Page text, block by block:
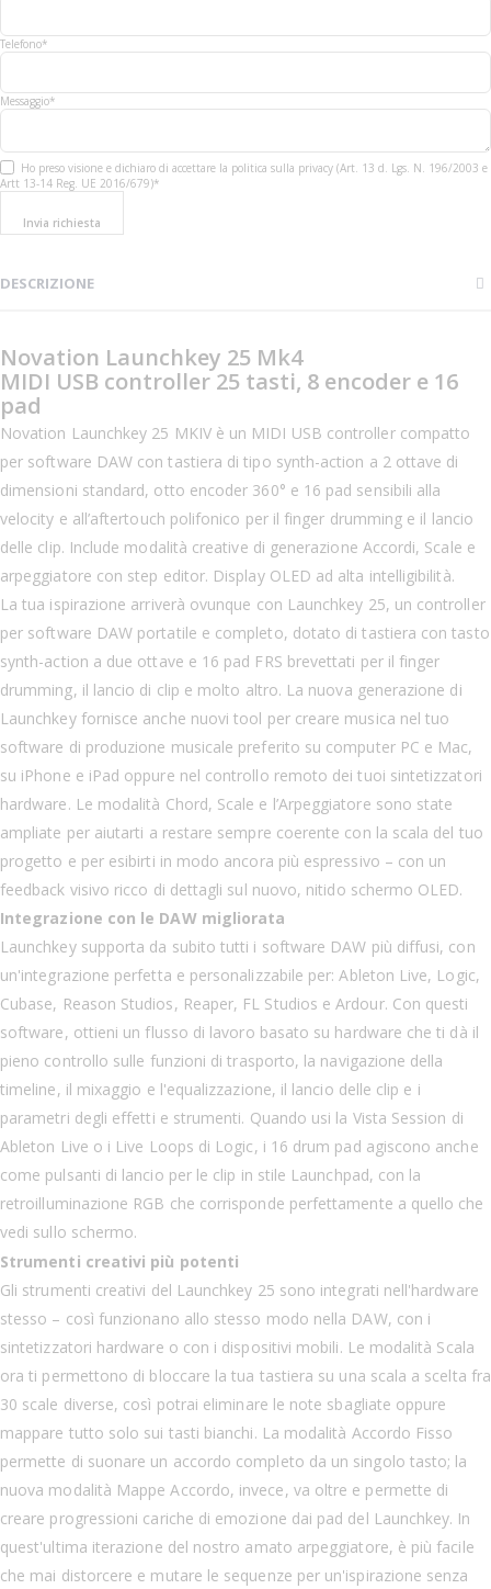
Telefono*
Messaggio*
Ho preso visione e dichiaro di accettare la politica sulla privacy (Art. 13 d. Lgs. N. 196/2003 e
Artt 13-14 Reg. UE 2016/679)*
Invia richiesta
DESCRIZIONE
Novation Launchkey 25 Mk4
MIDI USB controller 25 tasti, 8 encoder e 16
pad
Novation Launchkey 25 MKIV è un MIDI USB controller compatto
per software DAW con tastiera di tipo synth-action a 2 ottave di
dimensioni standard, otto encoder 360° e 16 pad sensibili alla
velocity e all’aftertouch polifonico per il finger drumming e il lancio
delle clip. Include modalità creative di generazione Accordi, Scale e
arpeggiatore con step editor. Display OLED ad alta intelligibilità.
La tua ispirazione arriverà ovunque con Launchkey 25, un controller
per software DAW portatile e completo, dotato di tastiera con tasto
synth-action a due ottave e 16 pad FRS brevettati per il finger
drumming, il lancio di clip e molto altro. La nuova generazione di
Launchkey fornisce anche nuovi tool per creare musica nel tuo
software di produzione musicale preferito su computer PC e Mac,
su iPhone e iPad oppure nel controllo remoto dei tuoi sintetizzatori
hardware. Le modalità Chord, Scale e l’Arpeggiatore sono state
ampliate per aiutarti a restare sempre coerente con la scala del tuo
progetto e per esibirti in modo ancora più espressivo – con un
feedback visivo ricco di dettagli sul nuovo, nitido schermo OLED.
Integrazione con le DAW migliorata
Launchkey supporta da subito tutti i software DAW più diffusi, con
un'integrazione perfetta e personalizzabile per: Ableton Live, Logic,
Cubase, Reason Studios, Reaper, FL Studios e Ardour. Con questi
software, ottieni un flusso di lavoro basato su hardware che ti dà il
pieno controllo sulle funzioni di trasporto, la navigazione della
timeline, il mixaggio e l'equalizzazione, il lancio delle clip e i
parametri degli effetti e strumenti. Quando usi la Vista Session di
Ableton Live o i Live Loops di Logic, i 16 drum pad agiscono anche
come pulsanti di lancio per le clip in stile Launchpad, con la
retroilluminazione RGB che corrisponde perfettamente a quello che
vedi sullo schermo.
Strumenti creativi più potenti
Gli strumenti creativi del Launchkey 25 sono integrati nell'hardware
stesso – così funzionano allo stesso modo nella DAW, con i
sintetizzatori hardware o con i dispositivi mobili. Le modalità Scala
ora ti permettono di bloccare la tua tastiera su una scala a scelta fra
30 scale diverse, così potrai eliminare le note sbagliate oppure
mappare tutto solo sui tasti bianchi. La modalità Accordo Fisso
permette di suonare un accordo completo da un singolo tasto; la
nuova modalità Mappe Accordo, invece, va oltre e permette di
creare progressioni cariche di emozione dai pad del Launchkey. In
quest'ultima iterazione del nostro amato arpeggiatore, è più facile
che mai distorcere e mutare le sequenze per un'ispirazione senza